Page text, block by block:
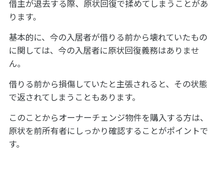
借主が退去する際、原状回復で揉めてしまうことがあ
ります。
基本的に、今の入居者が借りる前から壊れていたもの
に関しては、今の入居者に原状回復義務はありませ
ん。
借りる前から損傷していたと主張されると、その状態
で返されてしまうこともあります。
このことからオーナーチェンジ物件を購入する方は、
原状を前所有者にしっかり確認することがポイントで
す。